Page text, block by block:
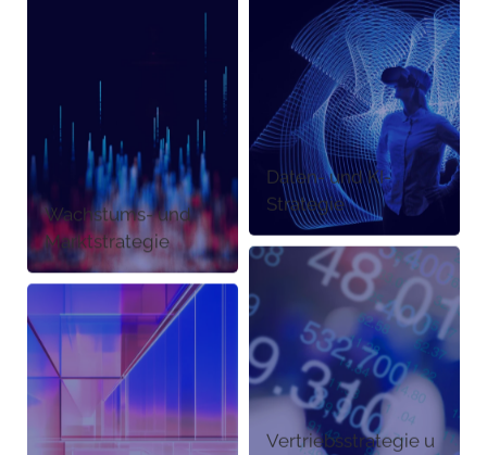
Wachstums- und
Marktstrategie
Daten- und KI-
Strategie
Vertriebsstrategie u